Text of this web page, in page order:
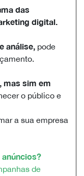
das
digital.
análise, pode
mas sim em
o público e
a sua empresa
de